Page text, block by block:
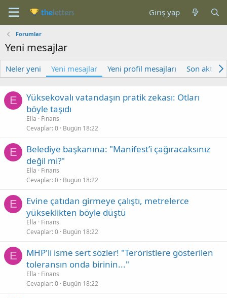
Giriş yap
Forumlar
Yeni mesajlar
Neler yeni Yeni mesajlar Yeni profil mesajları Son aktivite
E
Yüksekovalı vatandaşın pratik zekası: Otları
böyle taşıdı
Ella
Finans
Cevaplar 0 Bugün 18:22
E
Belediye başkanına: "Manifest’i çağıracaksınız
değil mi?"
Ella
Finans
Cevaplar 0 Bugün 18:22
E
Evine çatıdan girmeye çalıştı, metrelerce
yükseklikten böyle düştü
Ella
Finans
Cevaplar 0 Bugün 18:22
E
MHP'li isme sert sözler! "Teröristlere gösterilen
toleransın onda birinin..."
Ella
Finans
Cevaplar 0 Bugün 18:22